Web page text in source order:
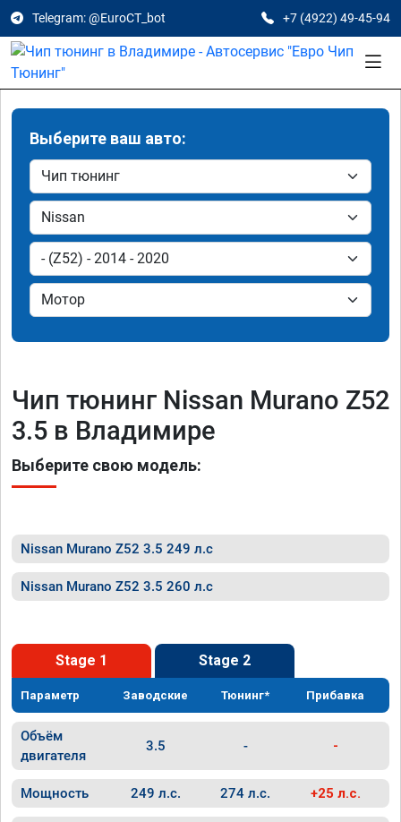
Telegram: @EuroCT_bot +7 (4922) 49-45-94
Выберите ваш авто:
Чип тюнинг Nissan Murano Z52
3.5 в Владимире
Выберите свою модель:
Nissan Murano Z52 3.5 249 л.с
Nissan Murano Z52 3.5 260 л.с
Stage 1 Stage 2
Параметр Заводские Тюнинг* Прибавка
Объём
двигателя
3.5 - -
Мощность 249 л.с. 274 л.с. +25 л.с.